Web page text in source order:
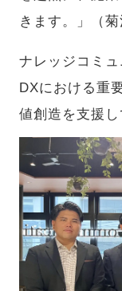
きます。」（菊
ナレッジコミ
DXにおける重
値創造を支援し